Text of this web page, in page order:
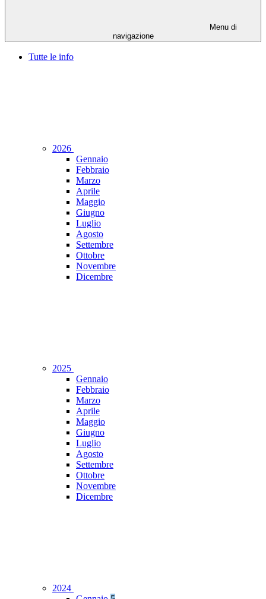
Menu di
navigazione
Tutte le info
2026
Gennaio
Febbraio
Marzo
Aprile
Maggio
Giugno
Luglio
Agosto
Settembre
Ottobre
Novembre
Dicembre
2025
Gennaio
Febbraio
Marzo
Aprile
Maggio
Giugno
Luglio
Agosto
Settembre
Ottobre
Novembre
Dicembre
2024